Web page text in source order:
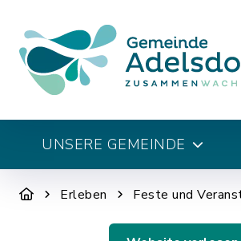
UNSERE GEMEINDE
Erleben Feste und